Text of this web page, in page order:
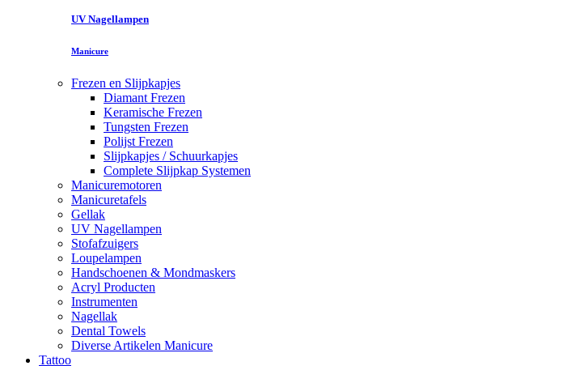
UV Nagellampen
Manicure
Frezen en Slijpkapjes
Diamant Frezen
Keramische Frezen
Tungsten Frezen
Polijst Frezen
Slijpkapjes / Schuurkapjes
Complete Slijpkap Systemen
Manicuremotoren
Manicuretafels
Gellak
UV Nagellampen
Stofafzuigers
Loupelampen
Handschoenen & Mondmaskers
Acryl Producten
Instrumenten
Nagellak
Dental Towels
Diverse Artikelen Manicure
Tattoo